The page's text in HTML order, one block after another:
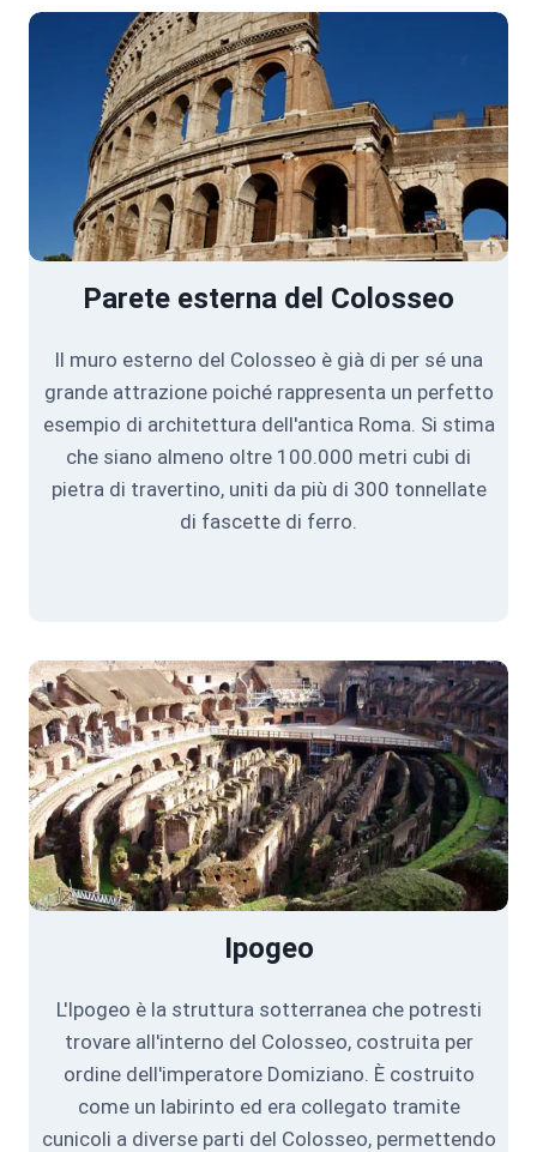
Parete esterna del Colosseo
Il muro esterno del Colosseo è già di per sé una
grande attrazione poiché rappresenta un perfetto
esempio di architettura dell'antica Roma. Si stima
che siano almeno oltre 100.000 metri cubi di
pietra di travertino, uniti da più di 300 tonnellate
di fascette di ferro.
Ipogeo
L'Ipogeo è la struttura sotterranea che potresti
trovare all'interno del Colosseo, costruita per
ordine dell'imperatore Domiziano. È costruito
come un labirinto ed era collegato tramite
cunicoli a diverse parti del Colosseo, permettendo